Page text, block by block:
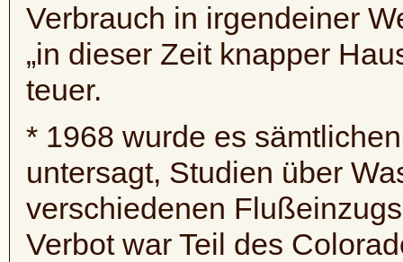
Verbrauch in irgendeiner
„in dieser Zeit knapper
teuer.
* 1968 wurde es
untersagt, Studien über
verschiedenen
Verbot war Teil des